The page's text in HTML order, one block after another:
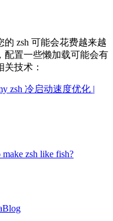
zsh 可能会花费越来越
配置一些懒加载可能会有
技术：
zsh 冷启动速度优化 |
zsh like fish?